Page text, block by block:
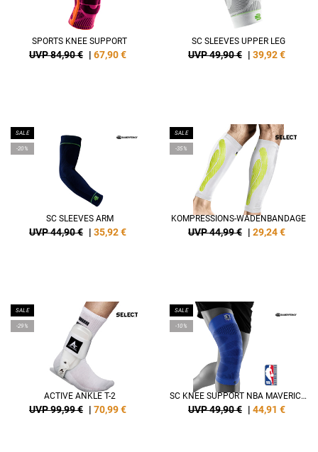
SPORTS KNEE SUPPORT
UVP 84,90 € | 67,90€
SC SLEEVES UPPER LEG
UVP 49,90 € | 39,92€
SALE
-20%
SC SLEEVES ARM
UVP 44,90 € | 35,92€
SALE
-35%
KOMPRESSIONS-WADENBANDAGE
UVP 44,99 € | 29,24€
SALE
-29%
ACTIVE ANKLE T-2
UVP 99,99 € | 70,99€
SALE
-10%
SC KNEE SUPPORT NBA MAVERICKS
UVP 49,90 € | 44,91 €